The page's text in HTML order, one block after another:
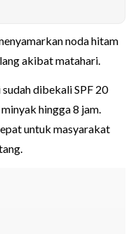
noda hitam
akibat matahari.
dibekali SPF 20
hingga 8 jam.
untuk masyarakat